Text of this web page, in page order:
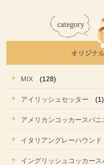
MIX (128)
アイリッシュセッター (1)
アメリカンコッカースパニ
イタリアングレーハウンド
イングリッシュコッカース